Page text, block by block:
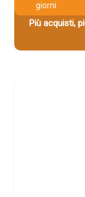
giorni
Più acquisti,